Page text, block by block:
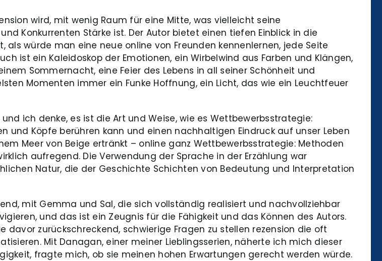
wird, mit wenig Raum für eine Mitte, was vielleicht seine
Konkurrenten Stärke ist. Der Autor bietet einen tiefen Einblick in die
als würde man eine neue online von Freunden kennenlernen, jede Seite
ist ein Kaleidoskop der Emotionen, ein Wirbelwind aus Farben und Klängen,
Sommernacht, eine Feier des Lebens in all seiner Schönheit und
Momenten immer ein Funke Hoffnung, ein Licht, das wie ein Leuchtfeuer
ich denke, es ist die Art und Weise, wie es Wettbewerbsstrategie:
und Köpfe berühren kann und einen nachhaltigen Eindruck auf unser Leben
Meer von Beige ertränkt – online ganz Wettbewerbsstrategie: Methoden
aufregend. Die Verwendung der Sprache in der Erzählung war
Natur, die der Geschichte Schichten von Bedeutung und Interpretation
mit Gemma und Sal, die sich vollständig realisiert und nachvollziehbar
und das ist ein Zeugnis für die Fähigkeit und das Können des Autors.
davor zurückschreckend, schwierige Fragen zu stellen rezension die oft
Mit Danagan, einer meiner Lieblingsserien, näherte ich mich dieser
fragte mich, ob sie meinen hohen Erwartungen gerecht werden würde.